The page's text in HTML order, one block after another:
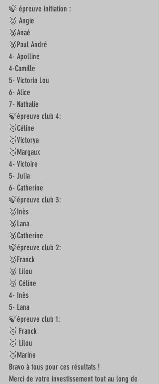
🍃 épreuve initiation :
🥇 Angie
🥈Anaé
🥉Paul André
4- Apolline
4-Camille
5- Victoria Lou
6- Alice
7- Nathalie
🍃épreuve club 4:
🥇Céline
🥈Victorya
🥉Margaux
4- Victoire
5- Julia
6- Catherine
🍃épreuve club 3:
🥇Inès
🥈Lana
🥉Catherine
🍃épreuve club 2:
🥇Franck
🥈 Lilou
🥉 Céline
4- Inès
5- Lana
🍃épreuve club 1:
🥇 Franck
🥈 Lilou
🥉Marine
Bravo à tous pour ces résultats !
Merci de votre investissement tout au long de